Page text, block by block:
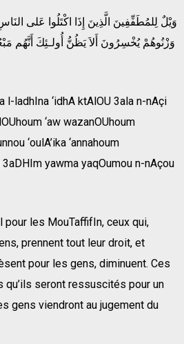
وَزْنُوهُمْ يُخْسِرُونَ أَلاَ يَظُنُّ أُولـئِكَ أَنَّهُم
ladhIna ‘idhA ktAlOU 3ala n-nAçi
‘aw wazanOUhoum
‘oulA’ika ‘annahoum
yawma yaqOumou n-nAçou
pour les MouTaffifIn, ceux qui,
prennent tout leur droit, et
pour les gens, diminuent. Ces
seront ressuscités pour un
gens viendront au jugement du